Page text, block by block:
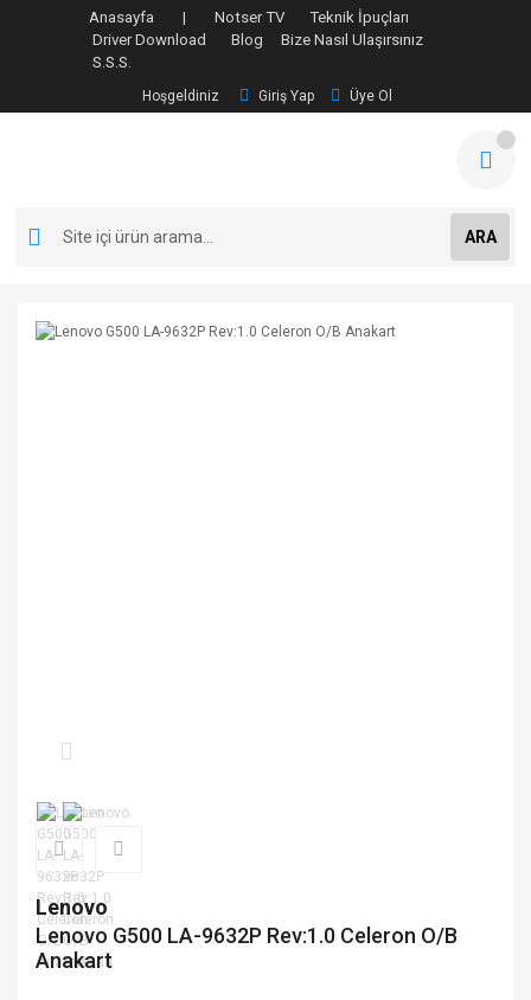
Anasayfa | Notser TV
Teknik İpuçları
Driver Download
Blog
Bize Nasıl Ulaşırsınız
S.S.S.
Hoşgeldiniz Giriş Yap Üye Ol
ARA
Lenovo
Lenovo G500 LA-9632P Rev:1.0 Celeron O/B
Anakart